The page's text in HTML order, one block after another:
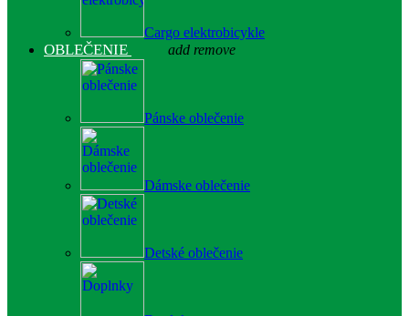
Cargo elektrobicykle
OBLEČENIE add remove
Pánske oblečenie
Dámske oblečenie
Detské oblečenie